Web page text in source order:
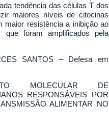
tendência das células T dos
maiores níveis de citocinas
maior resistência a inibição ao
que foram amplificados pela
SANTOS – Defesa em
MOLECULAR DE
RESPONSÁVEIS POR
ALIMENTAR NO